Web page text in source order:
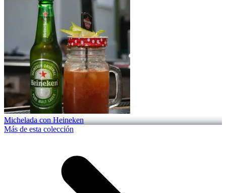
Michelada con Heineken
Más de esta colección